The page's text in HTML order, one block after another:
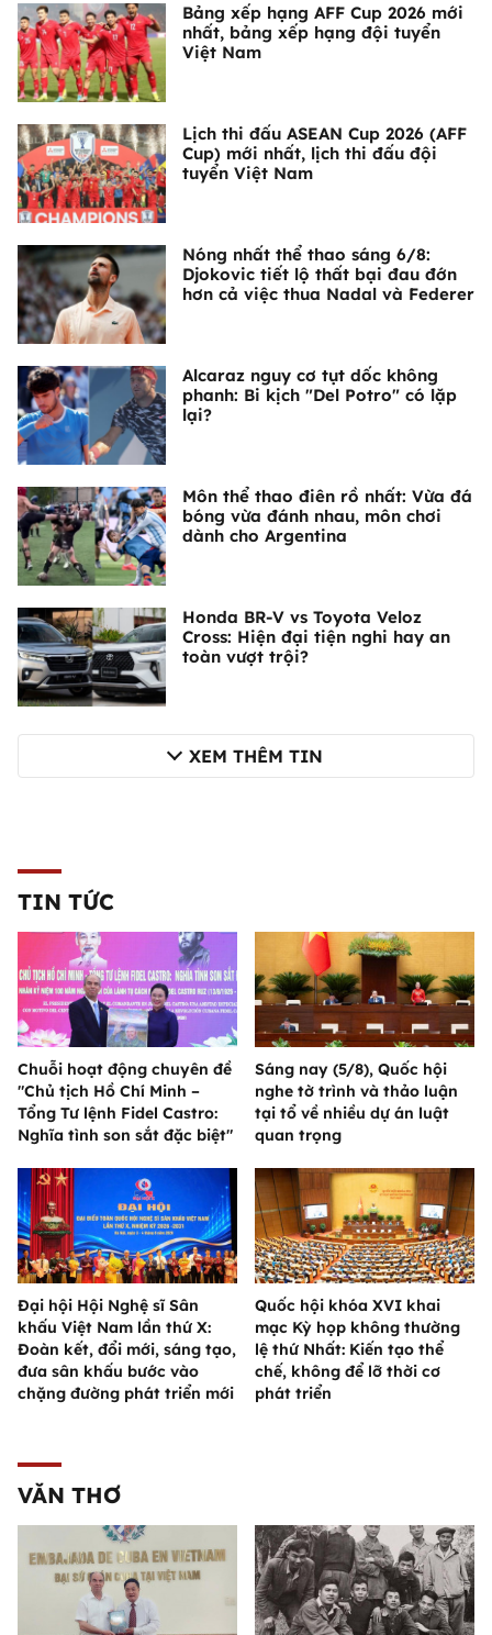
Bảng xếp hạng AFF Cup 2026 mới
nhất, bảng xếp hạng đội tuyển
Việt Nam
Lịch thi đấu ASEAN Cup 2026 (AFF
Cup) mới nhất, lịch thi đấu đội
tuyển Việt Nam
Nóng nhất thể thao sáng 6/8:
Djokovic tiết lộ thất bại đau đớn
hơn cả việc thua Nadal và Federer
Alcaraz nguy cơ tụt dốc không
phanh: Bi kịch "Del Potro" có lặp
lại?
Môn thể thao điên rồ nhất: Vừa đá
bóng vừa đánh nhau, môn chơi
dành cho Argentina
Honda BR-V vs Toyota Veloz
Cross: Hiện đại tiện nghi hay an
toàn vượt trội?
XEM THÊM TIN
TIN TỨC
Chuỗi hoạt động chuyên đề
"Chủ tịch Hồ Chí Minh –
Tổng Tư lệnh Fidel Castro:
Nghĩa tình son sắt đặc biệt"
Sáng nay (5/8), Quốc hội
nghe tờ trình và thảo luận
tại tổ về nhiều dự án luật
quan trọng
Đại hội Hội Nghệ sĩ Sân
khấu Việt Nam lần thứ X:
Đoàn kết, đổi mới, sáng tạo,
đưa sân khấu bước vào
chặng đường phát triển mới
Quốc hội khóa XVI khai
mạc Kỳ họp không thường
lệ thứ Nhất: Kiến tạo thể
chế, không để lỡ thời cơ
phát triển
VĂN THƠ